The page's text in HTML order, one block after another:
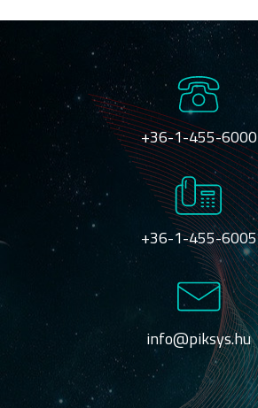
+36-1-455-6000
+36-1-455-6005
info@piksys.hu